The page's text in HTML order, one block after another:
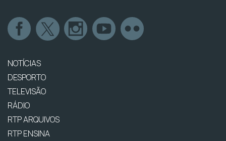
NOTÍCIAS
DESPORTO
TELEVISÃO
RÁDIO
RTP ARQUIVOS
RTP ENSINA